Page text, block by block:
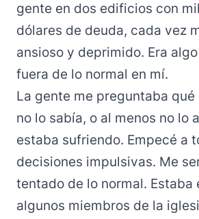
gente en dos edificios con
dólares de deuda, cada vez
ansioso y deprimido. Era
fuera de lo normal en mí.
La gente me preguntaba qué
no lo sabía, o al menos no lo
estaba sufriendo. Empecé a
decisiones impulsivas. Me
tentado de lo normal. Estaba
algunos miembros de la